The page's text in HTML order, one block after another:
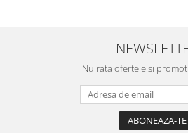
atras atentia ca nu era conectat
cablul de video de la camera
la ei și
Nu rata ofertele si